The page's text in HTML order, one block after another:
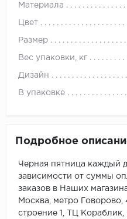
Материала
Цвет
Размер
Вес упаковки, кг
Дизайн
В упаковке
Подробное
Черная пятница каждый
зависимости от суммы
заказов в Наших
Москва, метро Говорово,
строение 1, ТЦ